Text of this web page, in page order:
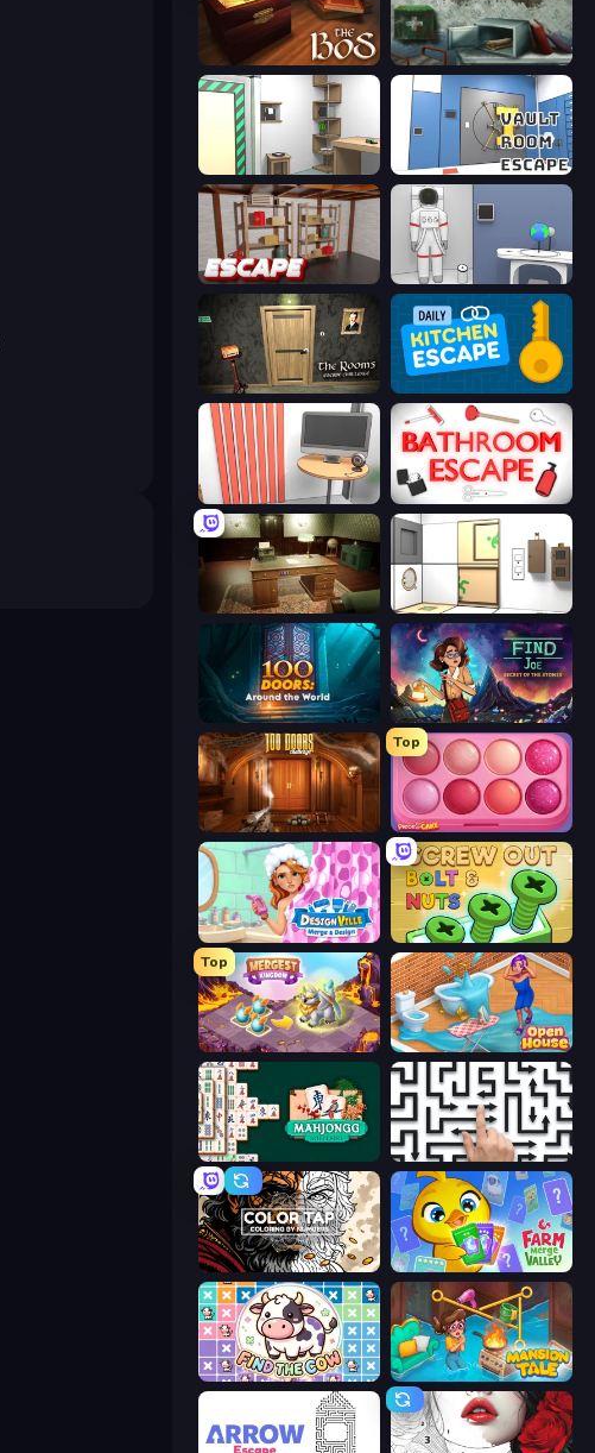
The Box of Secrets Big Giant Games (Prison Escape Puzzle)
Machine Room Escape Vault Room Escape
Kitchen Escape Space Museum Escape
The Rooms: Escape Challenge Daily Kitchen Escape
Computer Office Escape Bathroom Escape
Vintage Escape Puzzle Room Escape
100 Doors: Around the World Find Joe: Secret of The Stones
100 Doors Challenge
Top
Piece of Cake: Merge and Bake
Designville: Merge & Design Screw Out: Bolts and Nuts
Top
Mergest Kingdom Open House
Mahjongg Solitaire Arrow Escape: Puzzle
Color Tap: Coloring by Numbers Farm Merge Valley
Find The Cow Mansion Tale: Merge Secrets